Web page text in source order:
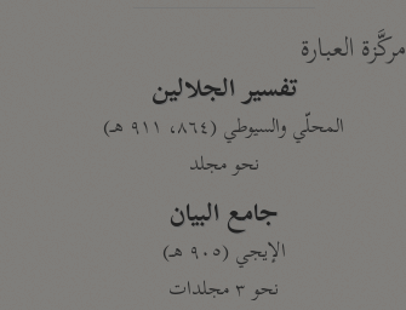
مركَّزة العبارة
تفسير الجلالين
المحلّي والسيوطي (٨٦٤، ٩١١ هـ)
نحو مجلد
جامع البيان
الإيجي (٩٠٥ هـ)
نحو ٣ مجلدات